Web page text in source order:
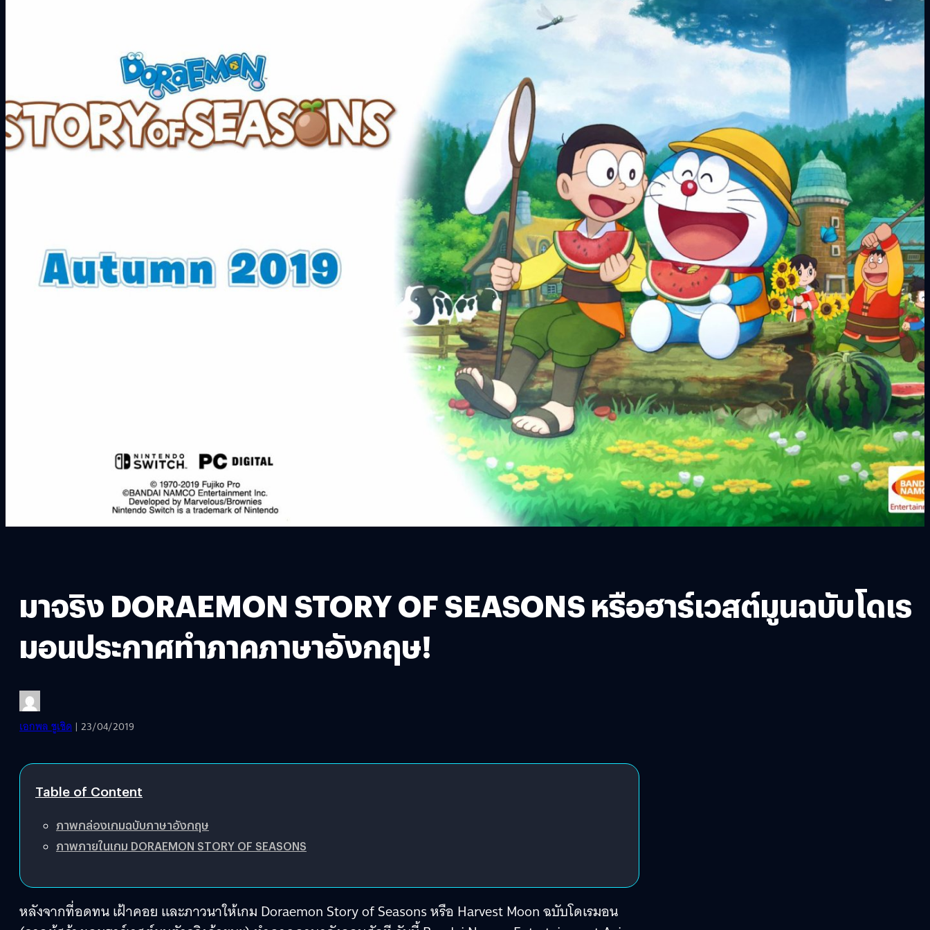
มาจริง DORAEMON STORY OF SEASONS หรือฮาร์เวสต์มูนฉบับโดเร
มอนประกาศทำภาคภาษาอังกฤษ!
เอกพล ชูเชิด | 23/04/2019
Table of Content
ภาพกล่องเกมฉบับภาษาอังกฤษ
ภาพภายในเกม DORAEMON STORY OF SEASONS
หลังจากที่อดทน เฝ้าคอย และภาวนาให้เกม Doraemon Story of Seasons หรือ Harvest Moon ฉบับโดเรมอน